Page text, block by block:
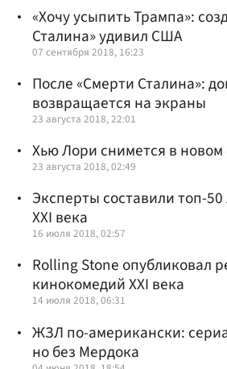
«Хочу усыпить Трампа»:
Сталина» удивил США
07 сентября 2018, 16:23
После «Смерти Сталина»:
возвращается на экраны
23 августа 2018, 22:01
Хью Лори снимется в новом
23 августа 2018, 02:49
Эксперты составили топ-
XXI века
16 июля 2018, 02:57
Rolling Stone опубликовал
кинокомедий XXI века
14 июля 2018, 06:31
ЖЗЛ по-американски:
но без Мердока